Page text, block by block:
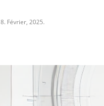
8. Février, 2025.